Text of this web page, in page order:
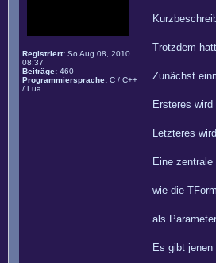
Registriert: So Aug 08, 2010
08:37
Beiträge: 460
Programmiersprache: C / C++
/ Lua
Trotzdem
Zunächst
Ersteres
Letzteres
Eine
wie die
als
Es gibt